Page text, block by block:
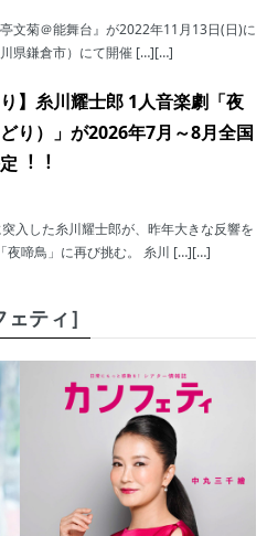
文菊＠能舞台』が2022年11月13日(日)に
県鎌倉市）にて開催 […][…]
り】⽷川耀⼠郎 1⼈⾳楽劇「夜
り）」が2026年7⽉～8⽉全国
︕︕
⼊した⽷川耀⼠郎が、昨年⼤きな反響を
夜啼⿃」に再び挑む。 糸川 […][…]
ティ］